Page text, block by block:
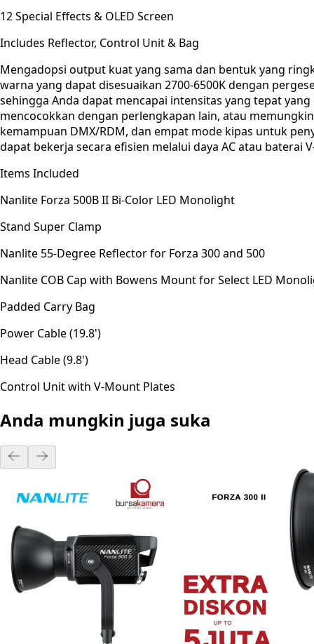
12 Special Effects & OLED Screen
Includes Reflector, Control Unit & Bag
Mengadopsi output kuat yang sama dan bentuk yang
warna yang dapat disesuaikan 2700-6500K dengan
sehingga Anda dapat mencapai intensitas yang tepat
mencocokkan dengan perlengkapan lain, atau
kemampuan DMX/RDM, dan empat mode kipas untuk
dapat bekerja secara efisien melalui daya AC atau baterai
Items Included
Nanlite Forza 500B II Bi-Color LED Monolight
Stand Super Clamp
Nanlite 55-Degree Reflector for Forza 300 and 500
Nanlite COB Cap with Bowens Mount for Select LED
Padded Carry Bag
Power Cable (19.8')
Head Cable (9.8')
Control Unit with V-Mount Plates
Anda mungkin juga suka